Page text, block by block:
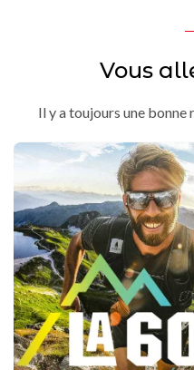
Vous
Il y a toujours une bonne